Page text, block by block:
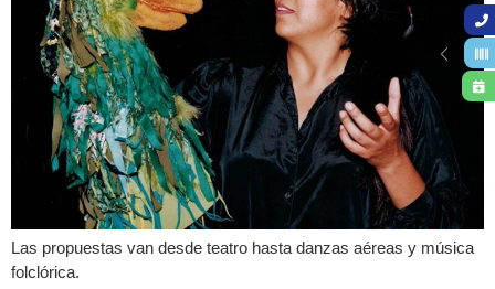
Las propuestas van desde teatro hasta danzas aéreas y música
folclórica.